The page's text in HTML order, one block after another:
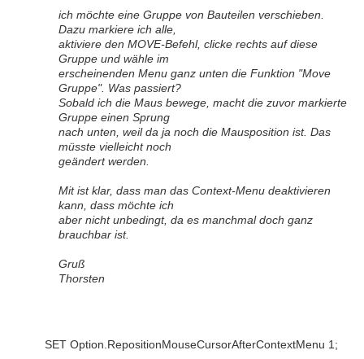
ich möchte eine Gruppe von Bauteilen verschieben.
Dazu markiere ich alle,
aktiviere den MOVE-Befehl, clicke rechts auf diese
Gruppe und wähle im
erscheinenden Menu ganz unten die Funktion "Move
Gruppe". Was passiert?
Sobald ich die Maus bewege, macht die zuvor markierte
Gruppe einen Sprung
nach unten, weil da ja noch die Mausposition ist. Das
müsste vielleicht noch
geändert werden.
Mit ist klar, dass man das Context-Menu deaktivieren
kann, dass möchte ich
aber nicht unbedingt, da es manchmal doch ganz
brauchbar ist.
Gruß
Thorsten
SET Option.RepositionMouseCursorAfterContextMenu 1;